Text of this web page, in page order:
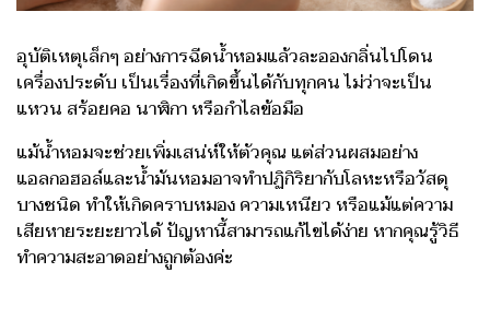
อุบัติเหตุเล็กๆ อย่างการฉีดน้ำหอมแล้วละอองกลิ่นไปโดน
เครื่องประดับ เป็นเรื่องที่เกิดขึ้นได้กับทุกคน ไม่ว่าจะเป็น
แหวน สร้อยคอ นาฬิกา หรือกำไลข้อมือ
แม้น้ำหอมจะช่วยเพิ่มเสน่ห์ให้ตัวคุณ แต่ส่วนผสมอย่าง
แอลกอฮอล์และน้ำมันหอมอาจทำปฏิกิริยากับโลหะหรือวัสดุ
บางชนิด ทำให้เกิดคราบหมอง ความเหนียว หรือแม้แต่ความ
เสียหายระยะยาวได้ ปัญหานี้สามารถแก้ไขได้ง่าย หากคุณรู้วิธี
ทำความสะอาดอย่างถูกต้องค่ะ